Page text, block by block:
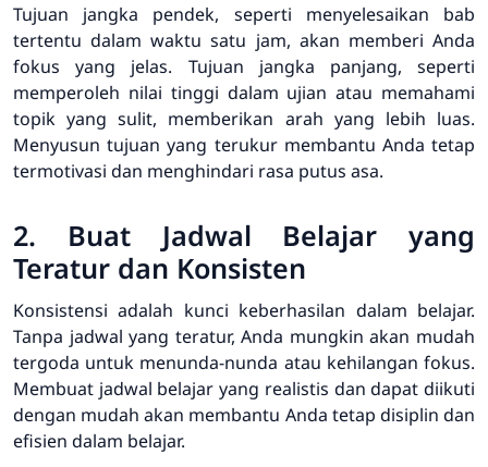
Tujuan jangka pendek, seperti menyelesaikan bab
tertentu dalam waktu satu jam, akan memberi Anda
fokus yang jelas. Tujuan jangka panjang, seperti
memperoleh nilai tinggi dalam ujian atau memahami
topik yang sulit, memberikan arah yang lebih luas.
Menyusun tujuan yang terukur membantu Anda tetap
termotivasi dan menghindari rasa putus asa.
2. Buat Jadwal Belajar yang
Teratur dan Konsisten
Konsistensi adalah kunci keberhasilan dalam belajar.
Tanpa jadwal yang teratur, Anda mungkin akan mudah
tergoda untuk menunda-nunda atau kehilangan fokus.
Membuat jadwal belajar yang realistis dan dapat diikuti
dengan mudah akan membantu Anda tetap disiplin dan
efisien dalam belajar.